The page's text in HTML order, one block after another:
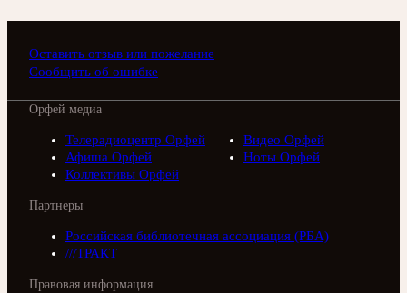
Оставить отзыв или пожелание
Сообщить об ошибке
Орфей медиа
Телерадиоцентр Орфей
Видео Орфей
Афиша Орфей
Ноты Орфей
Коллективы Орфей
Партнеры
Российская библиотечная ассоциация (РБА)
///ТРАКТ
Правовая информация